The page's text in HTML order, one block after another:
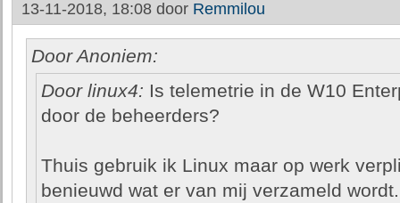
13-11-2018, 18:08 door Remmilou
Door Anoniem:
Door linux4: Is telemetrie in de W10
door de beheerders?
Thuis gebruik ik Linux maar op werk
benieuwd wat er van mij verzameld